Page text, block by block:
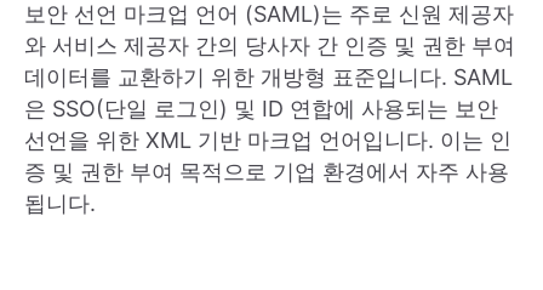
보안 선언 마크업 언어 (SAML)는 주로 신원 제공자
와 서비스 제공자 간의 당사자 간 인증 및 권한 부여
데이터를 교환하기 위한 개방형 표준입니다. SAML
은 SSO(단일 로그인) 및 ID 연합에 사용되는 보안
선언을 위한 XML 기반 마크업 언어입니다. 이는 인
증 및 권한 부여 목적으로 기업 환경에서 자주 사용
됩니다.